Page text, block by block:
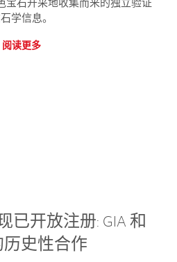
学信息。
阅读更多
已开放注册: GIA 和
历史性合作